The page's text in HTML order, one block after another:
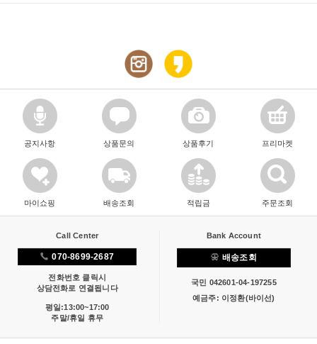
공지사항 상품문의 상품후기 프리마켓
마이쇼핑 배송조회 적립금 주문조회
Call Center
070-8699-2687
전화번호 클릭시
상담전화로 연결됩니다
평일:13:00~17:00
주말/휴일 휴무
Bank Account
배송조회
국민 042601-04-197255
예금주: 이정환(바이선)